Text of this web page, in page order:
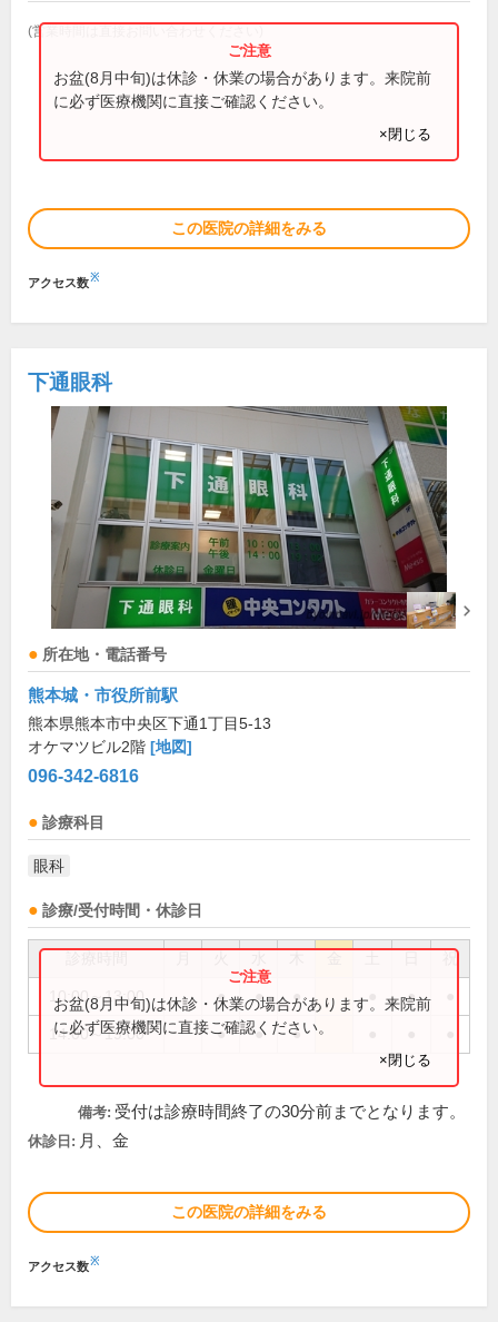
(営業時間は直接お問い合わせください)
お盆(8月中旬)は休診・休業の場合があります。来院前
に必ず医療機関に直接ご確認ください。
×閉じる
この医院の詳細をみる
アクセス数※
下通眼科
所在地・電話番号
熊本城・市役所前駅
熊本県熊本市中央区下通1丁目5-13
オケマツビル2階 [地図]
096-342-6816
診療科目
眼科
診療/受付時間・休診日
祝
10:00～13:00 ● ● ● ●
14:00～19:00 ● ● ●
お盆(8月中旬)は休診・休業の場合があります。来院前
に必ず医療機関に直接ご確認ください。
×閉じる
備考: 受付は診療時間終了の30分前までとなります。
休診日: 月、金
この医院の詳細をみる
アクセス数※